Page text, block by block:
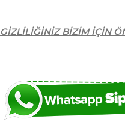
GİZLİLİĞİNİZ BİZİM İÇİN